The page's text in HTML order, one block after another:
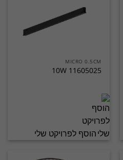
MICRO 0.5CM
11605025 10W
הוסף לפרויקט שלי